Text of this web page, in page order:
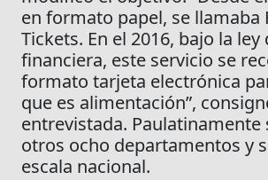
en formato papel, se llamaba
Tickets. En el 2016, bajo la
financiera, este servicio se
formato tarjeta electrónica
que es alimentación”,
entrevistada. Paulatinamente
otros ocho departamentos y
escala nacional.